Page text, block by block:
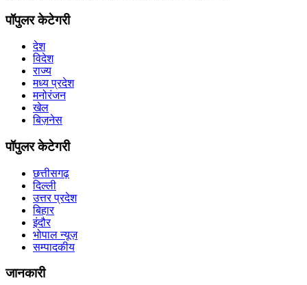
पॉपुलर केटेगरी
देश
विदेश
राज्य
मध्य प्रदेश
मनोरंजन
खेल
बिज़नेस
पॉपुलर केटेगरी
छत्तीसगढ़
दिल्ली
उत्तर प्रदेश
बिहार
इंदौर
भोपाल न्यूज़
सम्पादकीय
जानकारी